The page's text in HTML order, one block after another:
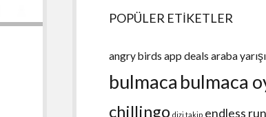
POPÜLER ETİKETLER
angry birds app deals araba yarışı
bulmaca bulmaca
chillingo dizi takip endless